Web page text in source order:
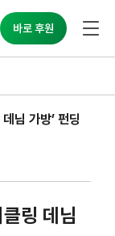
바로 후원
님 가방’ 펀딩
링 데님